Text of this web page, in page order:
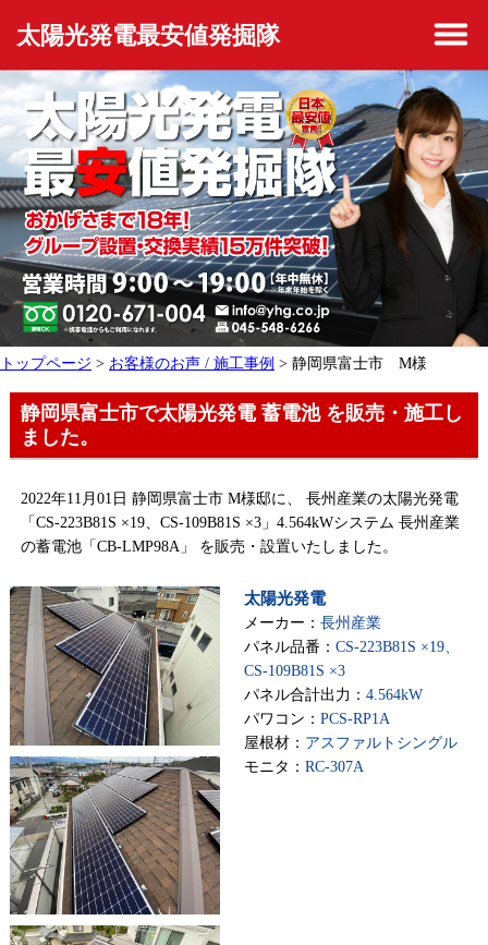
太陽光発電最安値発掘隊
トップページ > お客様のお声 / 施工事例 > 静岡県富士市 M様
静岡県富士市で太陽光発電 蓄電池 を販売・施工し
ました。
2022年11月01日 静岡県富士市 M様邸に、 長州産業の太陽光発電
「CS-223B81S ×19、CS-109B81S ×3」4.564kWシステム 長州産業
の蓄電池「CB-LMP98A」 を販売・設置いたしました。
太陽光発電
メーカー： 長州産業
パネル品番： CS-223B81S ×19、
CS-109B81S ×3
パネル合計出力： 4.564kW
パワコン： PCS-RP1A
屋根材： アスファルトシングル
モニタ： RC-307A